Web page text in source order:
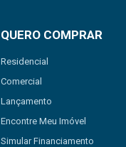
QUERO COMPRAR
Residencial
Comercial
Lançamento
Encontre Meu Imóvel
Simular Financiamento